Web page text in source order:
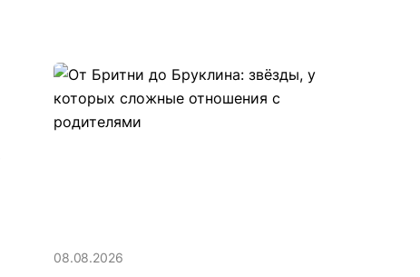
08.08.2026